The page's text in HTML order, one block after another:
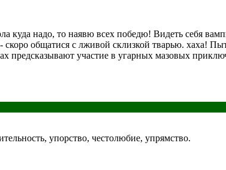
куда надо, то наявю всех победю! Видеть себя
общатися с лживой склизкой тварью. хаха!
предсказывают участие в угарных мазовых
упорство, честолюбие, упрямство.